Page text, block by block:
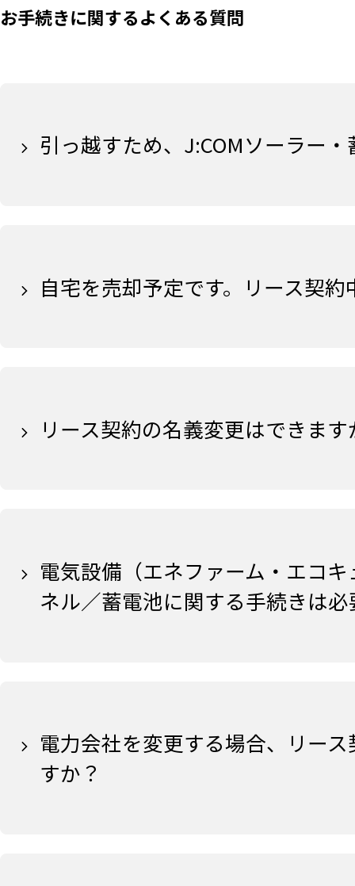
お手続きに関するよくある質問
引っ越すため、J:COMソーラー
自宅を売却予定です。リース契
リース契約の名義変更はできます
電気設備（エネファーム・エコ
ネル／蓄電池に関する手続きは
電力会社を変更する場合、リー
すか？